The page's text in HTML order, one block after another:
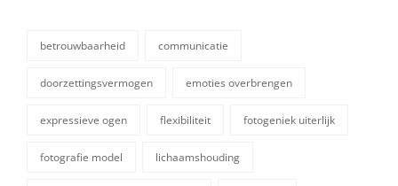
betrouwbaarheid communicatie
doorzettingsvermogen emoties overbrengen
expressieve ogen flexibiliteit fotogeniek uiterlijk
fotografie model lichaamshouding